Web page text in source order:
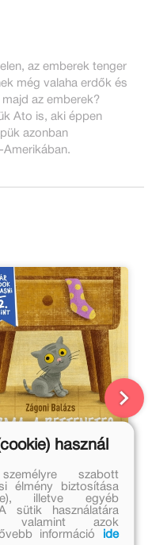
az emberek tenger
még valaha erdők és
az emberek?
Ato is, aki éppen
azonban
Amerikában.
a rettenetes
Balázs
használ
szabott
élmény biztosítása
illetve egyéb
sütik használatára
valamint azok
információ
ide